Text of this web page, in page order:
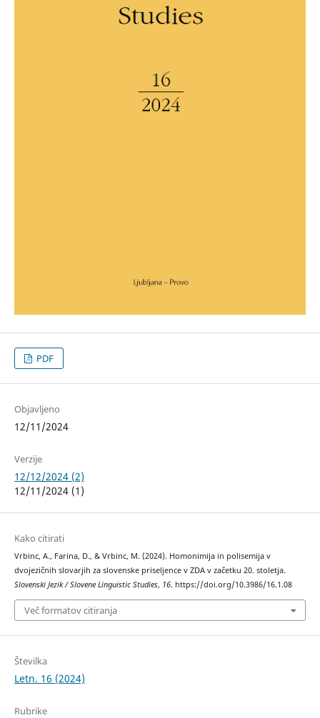
PDF
Objavljeno
12/11/2024
Verzije
12/12/2024 (2)
12/11/2024 (1)
Kako citirati
Vrbinc, A., Farina, D., & Vrbinc, M. (2024). Homonimija in polisemija v
dvojezičnih slovarjih za slovenske priseljence v ZDA v začetku 20. stoletja.
Slovenski Jezik / Slovene Linguistic Studies, 16. https://doi.org/10.3986/16.1.08
Več formatov citiranja
Številka
Letn. 16 (2024)
Rubrike